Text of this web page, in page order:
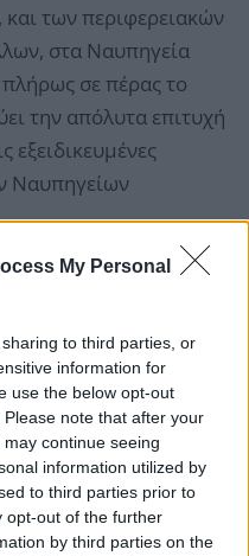
My Personal
to third parties, or
information for
use the below opt-out
note that after your
continue seeing
information utilized by
to third parties prior to
opt-out of the further
by third parties on the
των περιφερειακών
στα Ναυπηγεία
σε πέρας το
την απόλυτα επιτυχή
εξειδικευμένες
Ναυπηγείων